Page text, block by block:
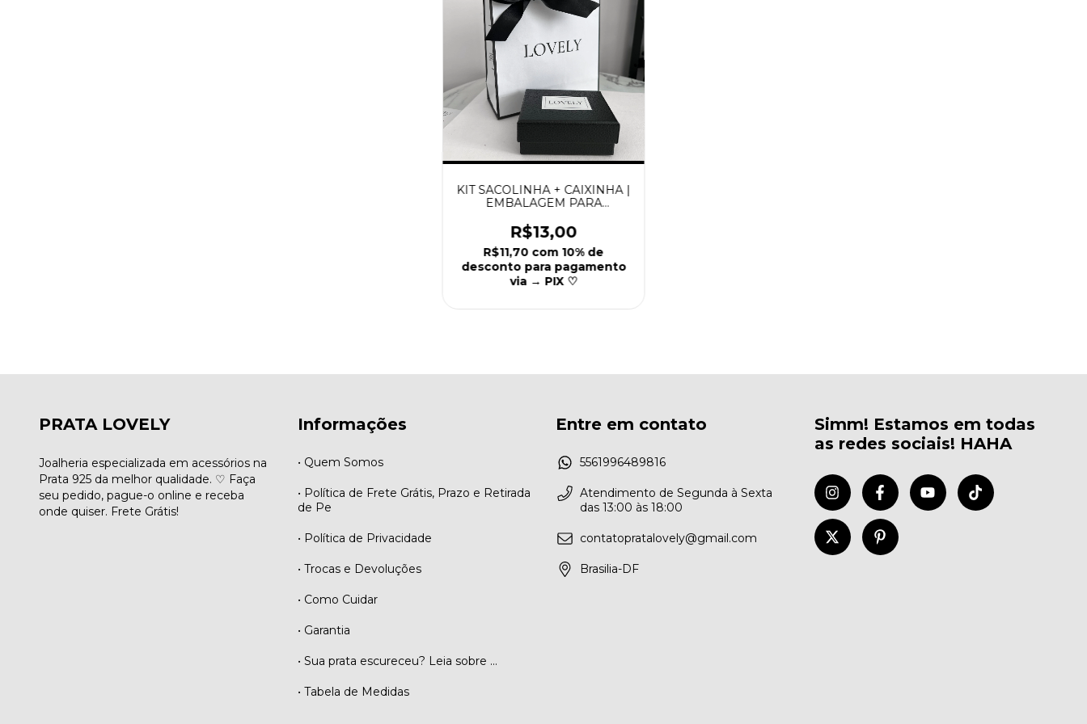
KIT SACOLINHA + CAIXINHA |
EMBALAGEM PARA
R$13,00
R$11,70 com 10% de
desconto para pagamento
via → PIX ♡
PRATA LOVELY
Joalheria especializada em acessórios na
Prata 925 da melhor qualidade. ♡ Faça
seu pedido, pague-o online e receba
onde quiser. Frete Grátis!
Informações
• Quem Somos
• Política de Frete Grátis, Prazo e Retirada
de Pe
• Política de Privacidade
• Trocas e Devoluções
• Como Cuidar
• Garantia
• Sua prata escureceu? Leia sobre ...
• Tabela de Medidas
Entre em contato
5561996489816
Atendimento de Segunda à Sexta
das 13:00 às 18:00
contatopratalovely@gmail.com
Brasilia-DF
Simm! Estamos em todas
as redes sociais! HAHA